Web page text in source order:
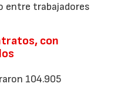
entre trabajadores
con
104.905